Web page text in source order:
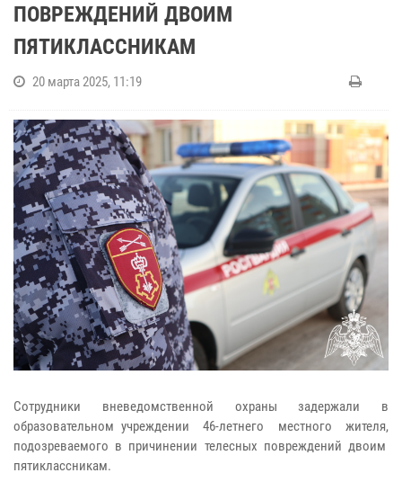
ПОВРЕЖДЕНИЙ ДВОИМ
ПЯТИКЛАССНИКАМ
20 марта 2025, 11:19
Сотрудники вневедомственной охраны задержали в
образовательном учреждении 46-летнего местного жителя,
подозреваемого в причинении телесных повреждений двоим
пятиклассникам.